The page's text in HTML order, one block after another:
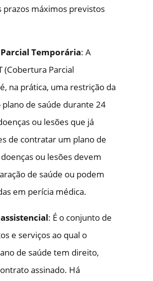
prazos máximos previstos
Temporária: A
(Cobertura Parcial
na prática, uma restrição da
de saúde durante 24
ou lesões que já
de contratar um plano de
doenças ou lesões devem
de saúde ou podem
em perícia médica.
: É o conjunto de
e serviços ao qual o
de saúde tem direito,
assinado. Há